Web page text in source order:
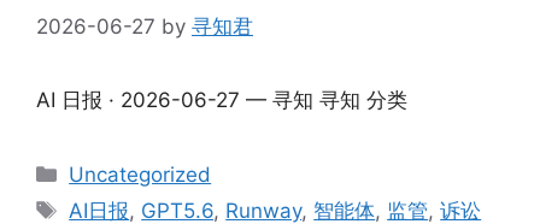
2026-06-27 by 寻知君
AI 日报 · 2026-06-27 — 寻知 寻知 分类
Categories
Uncategorized
Tags
AI日报, GPT5.6, Runway, 智能体, 监管,诉讼